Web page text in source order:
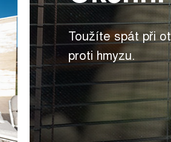
Toužíte spát při
proti hmyzu.